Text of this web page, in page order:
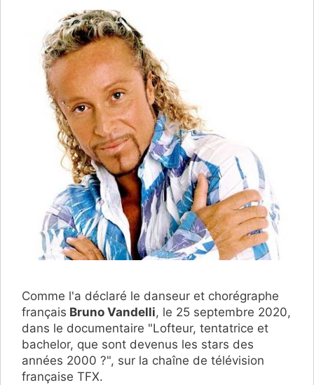
Comme l'a déclaré le danseur et chorégraphe
français Bruno Vandelli, le 25 septembre 2020,
dans le documentaire "Lofteur, tentatrice et
bachelor, que sont devenus les stars des
années 2000 ?", sur la chaîne de télévision
française TFX.